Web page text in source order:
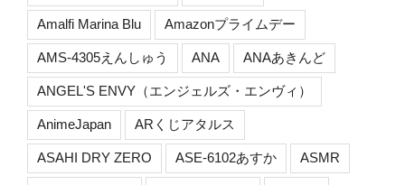
Amalfi Marina Blu Amazonプライムデー
AMS-4305えんしゅう ANA ANAあきんど
ANGEL'S ENVY（エンジェルズ・エンヴィ）
AnimeJapan ARくじアタルス
ASAHI DRY ZERO ASE-6102あすか ASMR